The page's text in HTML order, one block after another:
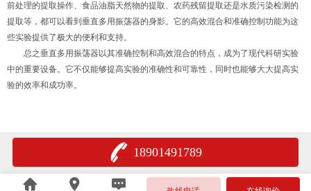
前处理的提取操作、食品油脂天然物的提取、农药残留提取还是水质污染检测的
提取等，都可以看到垂直多用振荡器的身影。它的高效混合和准确控制功能为这
些实验提供了极大的便利和支持。
总之垂直多用振荡器以其准确控制和高效混合的特点，成为了现代科研实验
中的重要设备。它不仅能够提高实验的准确性和可靠性，同时也能够大大提高实
验的效率和成功率。
18901491789